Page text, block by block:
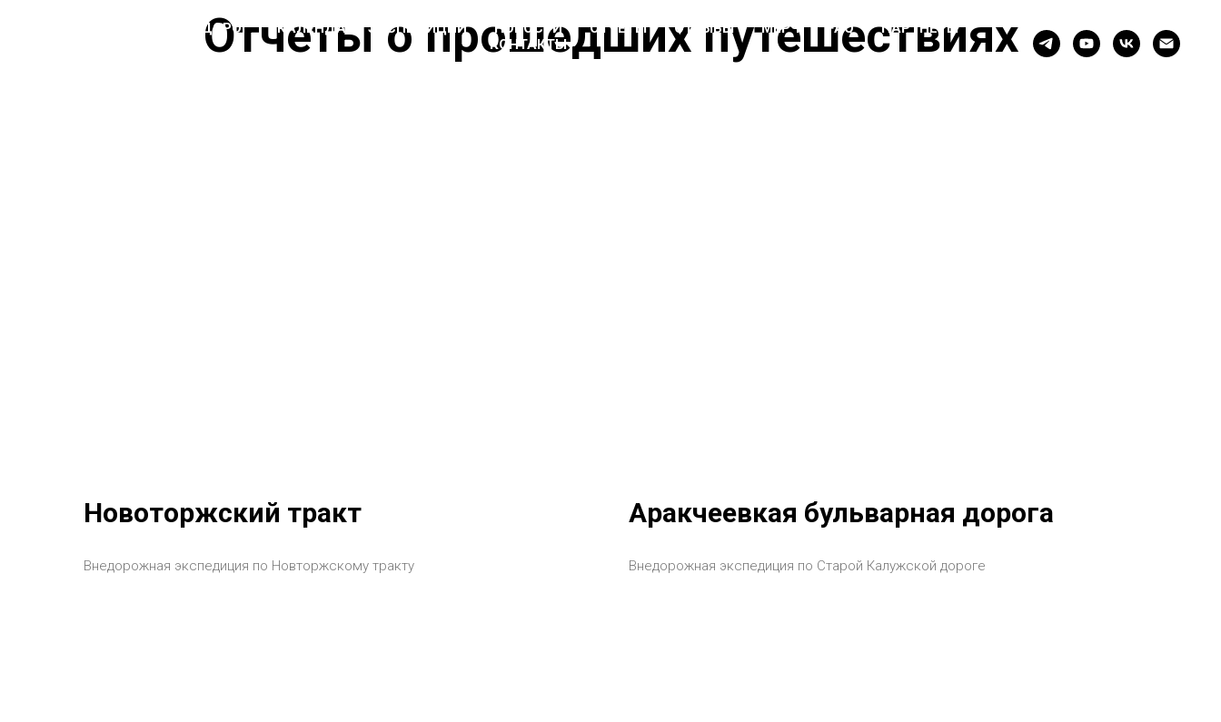
ЭКСПЕДИЦИИ ВНЕДОРОГ КАЛЕНДАРЬ ЭКСПЕДИЦИЙ НОВОСТИ ОТЧЕТЫ ОТЗЫВЫ МЕРЧ FAQ
ПАРТНЕРЫ
КОНТАКТЫ
Отчеты о прошедших путешествиях
Новоторжский тракт
Внедорожная экспедиция по Новторжскому тракту
Аракчеевкая бульварная дорога
Внедорожная экспедиция по Старой Калужской дороге